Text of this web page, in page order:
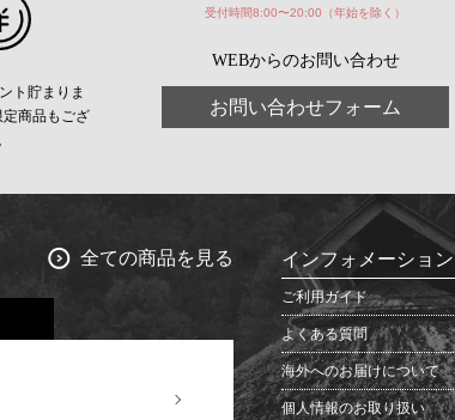
ト貯まりま
商品もござ
受付時間8:00〜20:00（年始を除く）
WEBからのお問い合わせ
お問い合わせフォーム
全ての商品を見る インフォメーション
ご利用ガイド
よくある質問
海外へのお届けについて
個人情報のお取り扱い